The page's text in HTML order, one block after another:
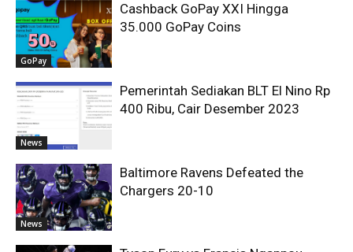
GoPay
Cashback GoPay XXI Hingga
35.000 GoPay Coins
News
Pemerintah Sediakan BLT El Nino Rp
400 Ribu, Cair Desember 2023
News
Baltimore Ravens Defeated the
Chargers 20-10